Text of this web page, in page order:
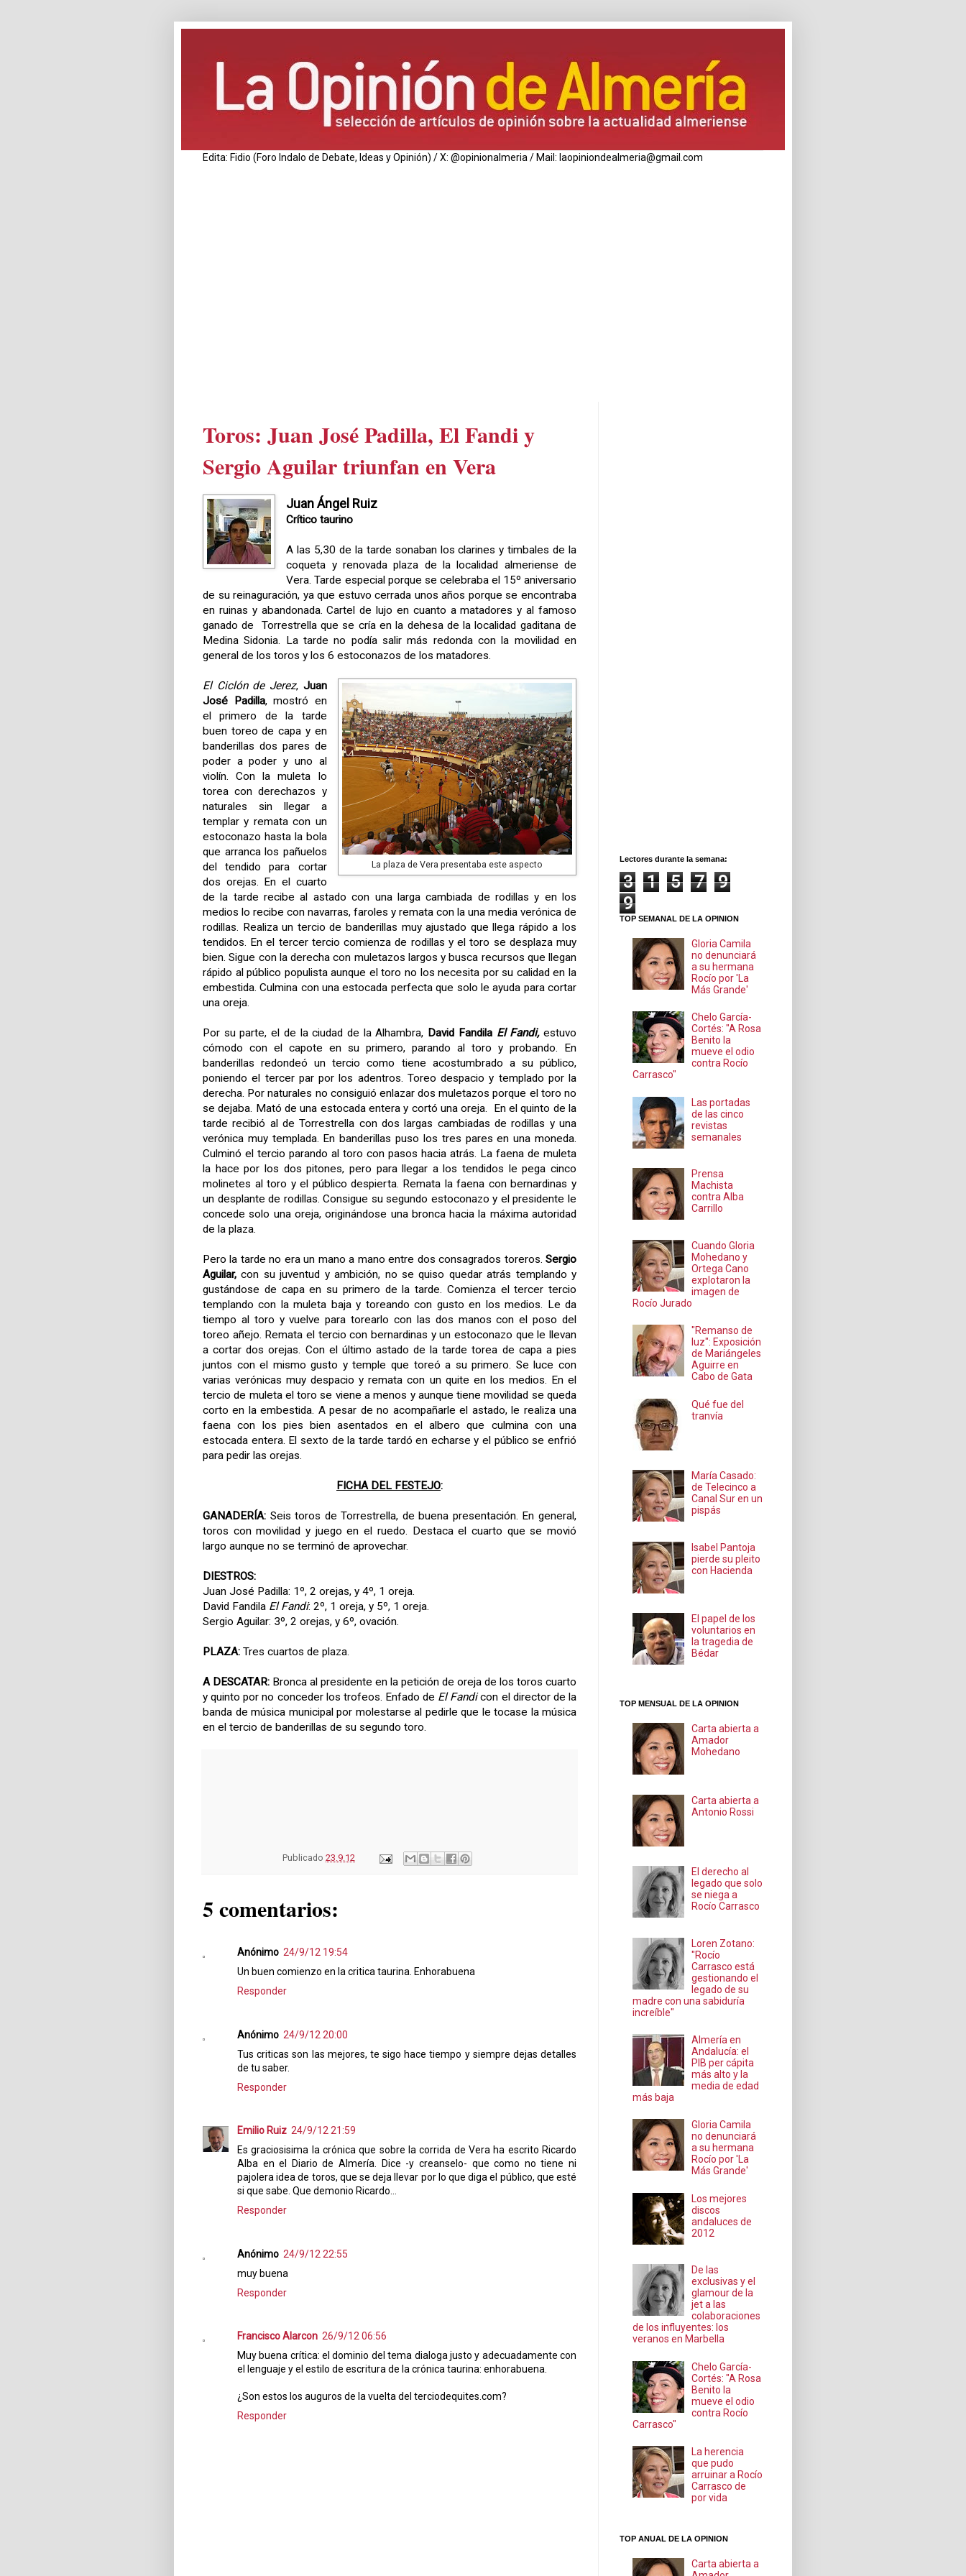
Edita: Fidio (Foro Indalo de Debate, Ideas y Opinión) / X: @opinionalmeria / Mail: laopiniondealmeria@gmail.com
Toros: Juan José Padilla, El Fandi y
Sergio Aguilar triunfan en Vera
Juan Ángel Ruiz
Crítico taurino
A las 5,30 de la tarde sonaban los clarines y timbales de la
coqueta y renovada plaza de la localidad almeriense de
Vera. Tarde especial porque se celebraba el 15º aniversario
de su reinaguración, ya que estuvo cerrada unos años porque se encontraba
en ruinas y abandonada. Cartel de lujo en cuanto a matadores y al famoso
ganado de
Torrestrella que se cría en la dehesa de la localidad gaditana de
Medina Sidonia. La tarde no podía salir más redonda con la movilidad en
general de los toros y los 6 estoconazos de los matadores.
La plaza de Vera presentaba este aspecto
El Ciclón de Jerez, Juan
José Padilla, mostró en
el primero de la tarde
buen toreo de capa y en
banderillas dos pares de
poder a poder y uno al
violín. Con la muleta lo
torea con derechazos y
naturales sin llegar a
templar y remata con un
estoconazo hasta la bola
que arranca los pañuelos
del tendido para cortar
dos orejas. En el cuarto
de la tarderecibe al astado con una larga cambiada de rodillas y en los
medios lo recibe con navarras, faroles y remata con la una media verónica de
rodillas. Realiza un tercio de banderillas muy ajustado que llega rápido a los
tendidos. En el tercer tercio comienza de rodillas y el toro se desplaza muy
bien. Sigue con la derecha con muletazos largos y busca recursos que llegan
rápido al público populista aunque el toro no los necesita por su calidad en la
embestida. Culmina con una estocada perfecta que solo le ayuda para cortar
una oreja.
Por su parte, el de la ciudad de la Alhambra, David Fandila El Fandi,estuvo
cómodo con el capote en su primero, parando al toro y probando. En
banderillas redondeó un tercio como tiene acostumbrado a su público,
poniendo el tercer par por los adentros. Toreo despacio y templado por la
derecha. Por naturales no consiguió enlazar dos muletazos porque el toro no
se dejaba. Mató de una estocada entera y cortó una oreja.
En el quinto de la
tarde recibió al de Torrestrella con dos largas cambiadas de rodillas y una
verónica muy templada. En banderillas puso los tres pares en una moneda.
Culminó el tercio parando al toro con pasos hacia atrás. La faena de muleta
la hace por los dos pitones, pero para llegar a los tendidos le pega cinco
molinetes al toro y el público despierta. Remata la faena con bernardinas y
un desplante de rodillas. Consigue su segundo estoconazo y el presidente le
concede solo una oreja, originándose una bronca hacia la máxima autoridad
de la plaza.
Pero la tarde no era un mano a mano entre dos consagrados toreros. Sergio
Aguilar, con su juventud y ambición, no se quiso quedar atrás templando y
gustándose de capa en su primero de la tarde. Comienza el tercer tercio
templando con la muleta baja y toreando con gusto en los medios. Le da
tiempo al toro y vuelve para torearlo con las dos manos con el poso del
toreo añejo. Remata el tercio con bernardinas y un estoconazo que le llevan
a cortar dos orejas. Con el último astado de la tarde torea de capa a pies
juntos con el mismo gusto y temple que toreó a su primero. Se luce con
varias verónicas muy despacio y remata con un quite en los medios. En el
tercio de muleta el toro se viene a menos y aunque tiene movilidad se queda
corto en la embestida. A pesar de no acompañarle el astado, le realiza una
faena con los pies bien asentados en el albero que culmina con una
estocada entera. El sexto de la tarde tardó en echarse y el público se enfrió
para pedir las orejas.
FICHA DEL FESTEJO:
GANADERÍA: Seis toros de Torrestrella, de buena presentación. En general,
toros con movilidad y juego en el ruedo. Destaca el cuarto que se movió
largo aunque no se terminó de aprovechar.
DIESTROS:
Juan José Padilla: 1º, 2 orejas, y 4º, 1 oreja.
David Fandila El Fandi: 2º, 1 oreja, y 5º, 1 oreja.
Sergio Aguilar: 3º, 2 orejas, y 6º, ovación.
PLAZA: Tres cuartos de plaza.
A DESCATAR: Bronca al presidente en la petición de oreja de los toros cuarto
y quinto por no conceder los trofeos. Enfado de El Fandicon el director de la
banda de música municipal por molestarse al pedirle que le tocase la música
en el tercio de banderillas de su segundo toro.
Publicado 23.9.12
5 comentarios:
Anónimo 24/9/12 19:54
Un buen comienzo en la critica taurina. Enhorabuena
Responder
Anónimo 24/9/12 20:00
Tus criticas son las mejores, te sigo hace tiempo y siempre dejas detalles
de tu saber.
Responder
Emilio Ruiz 24/9/12 21:59
Es graciosisima la crónica que sobre la corrida de Vera ha escrito Ricardo
Alba en el Diario de Almería. Dice -y creanselo- que como no tiene ni
pajolera idea de toros, que se deja llevar por lo que diga el público, que esté
si que sabe. Que demonio Ricardo...
Responder
Anónimo 24/9/12 22:55
muy buena
Responder
Francisco Alarcon 26/9/12 06:56
Muy buena crítica: el dominio del tema dialoga justo y adecuadamente con
el lenguaje y el estilo de escritura de la crónica taurina: enhorabuena.
¿Son estos los auguros de la vuelta del terciodequites.com?
Responder
Lectores durante la semana:
3 1 5 7
9
9
TOP SEMANAL DE LA OPINION
Gloria Camila
no denunciará
a su hermana
Rocío por 'La
Más Grande'
Chelo García-
Cortés: "A Rosa
Benito la
mueve el odio
contra Rocío
Carrasco"
Las portadas
de las cinco
revistas
semanales
Prensa
Machista
contra Alba
Carrillo
Cuando Gloria
Mohedano y
Ortega Cano
explotaron la
imagen de
Rocío Jurado
"Remanso de
luz": Exposición
de Mariángeles
Aguirre en
Cabo de Gata
Qué fue del
tranvía
María Casado:
de Telecinco a
Canal Sur en un
pispás
Isabel Pantoja
pierde su pleito
con Hacienda
El papel de los
voluntarios en
la tragedia de
Bédar
TOP MENSUAL DE LA OPINION
Carta abierta a
Amador
Mohedano
Carta abierta a
Antonio Rossi
El derecho al
legado que solo
se niega a
Rocío Carrasco
Loren Zotano:
"Rocío
Carrasco está
gestionando el
legado de su
madre con una sabiduría
increíble"
Almería en
Andalucía: el
PIB per cápita
más alto y la
media de edad
más baja
Gloria Camila
no denunciará
a su hermana
Rocío por 'La
Más Grande'
Los mejores
discos
andaluces de
2012
De las
exclusivas y el
glamour de la
jet a las
colaboraciones
de los influyentes: los
veranos en Marbella
Chelo García-
Cortés: "A Rosa
Benito la
mueve el odio
contra Rocío
Carrasco"
La herencia
que pudo
arruinar a Rocío
Carrasco de
por vida
TOP ANUAL DE LA OPINION
Carta abierta a